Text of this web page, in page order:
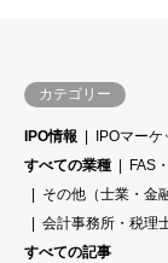
カテゴリー
IPO情報 IPOマーケ
すべての業種
FAS
その他（士業・金
会計事務所・税理
すべての記事